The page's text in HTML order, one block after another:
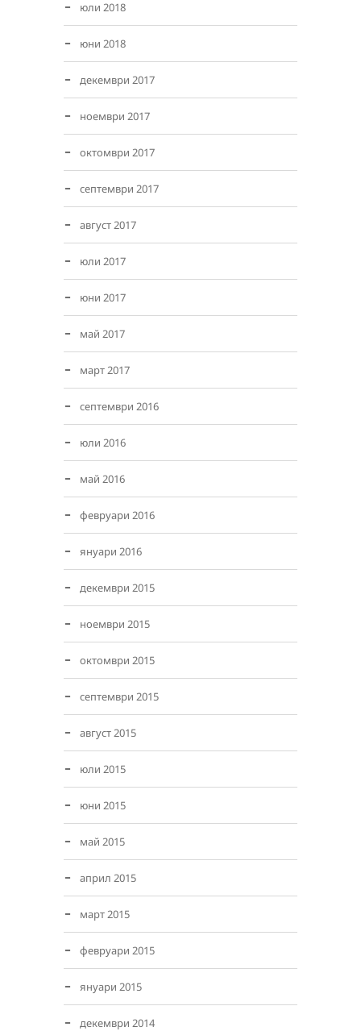
юли 2018
юни 2018
декември 2017
ноември 2017
октомври 2017
септември 2017
август 2017
юли 2017
юни 2017
май 2017
март 2017
септември 2016
юли 2016
май 2016
февруари 2016
януари 2016
декември 2015
ноември 2015
октомври 2015
септември 2015
август 2015
юли 2015
юни 2015
май 2015
април 2015
март 2015
февруари 2015
януари 2015
декември 2014